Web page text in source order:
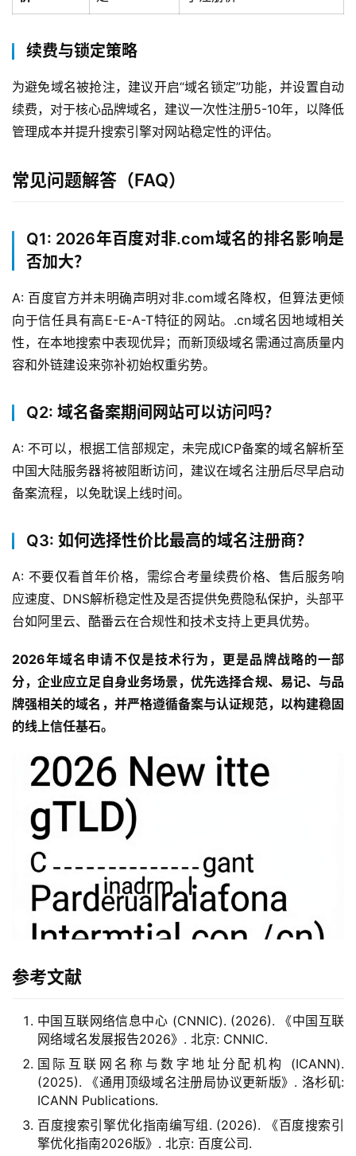
首
页
与
互
网
+
动
于
我
们
续费与锁定策略
为避免域名被抢注，建议开启“域名锁定”功能，并设置自动
续费，对于核心品牌域名，建议一次性注册5-10年，以降低
管理成本并提升搜索引擎对网站稳定性的评估。
常见问题解答（FAQ）
Q1: 2026年百度对非.com域名的排名影响是
否加大？
A: 百度官方并未明确声明对非.com域名降权，但算法更倾
向于信任具有高E-E-A-T特征的网站。.cn域名因地域相关
性，在本地搜索中表现优异；而新顶级域名需通过高质量内
容和外链建设来弥补初始权重劣势。
Q2: 域名备案期间网站可以访问吗？
A: 不可以，根据工信部规定，未完成ICP备案的域名解析至
中国大陆服务器将被阻断访问，建议在域名注册后尽早启动
备案流程，以免耽误上线时间。
Q3: 如何选择性价比最高的域名注册商？
A: 不要仅看首年价格，需综合考量续费价格、售后服务响
应速度、DNS解析稳定性及是否提供免费隐私保护，头部平
台如阿里云、酷番云在合规性和技术支持上更具优势。
2026年域名申请不仅是技术行为，更是品牌战略的一部
分，企业应立足自身业务场景，优先选择合规、易记、与品
牌强相关的域名，并严格遵循备案与认证规范，以构建稳固
的线上信任基石。
参考文献
中国互联网络信息中心 (CNNIC). (2026). 《中国互联
网络域名发展报告2026》. 北京: CNNIC.
国际互联网名称与数字地址分配机构 (ICANN).
(2025). 《通用顶级域名注册局协议更新版》. 洛杉矶:
ICANN Publications.
百度搜索引擎优化指南编写组. (2026). 《百度搜索引
擎优化指南2026版》. 北京: 百度公司.